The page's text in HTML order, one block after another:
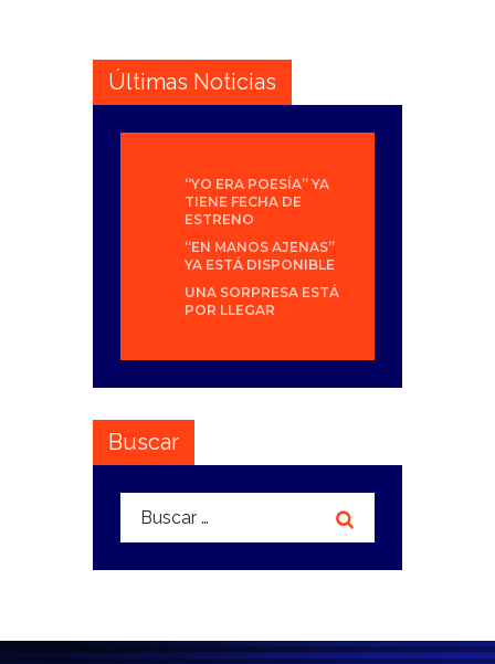
Últimas Noticias
“YO ERA POESÍA” YA
TIENE FECHA DE
ESTRENO
“EN MANOS AJENAS”
YA ESTÁ DISPONIBLE
UNA SORPRESA ESTÁ
POR LLEGAR
Buscar
Buscar: